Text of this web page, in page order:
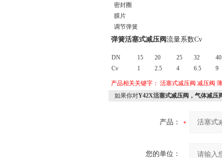
密封圈
膜片
调节弹簧
弹簧活塞式减压阀流量系数Cv
DN 15 20 25 32
40
Cv
1 2.5 4 6.5 9
产品相关关键字： 活塞式减压阀 减压阀
如果你对Y42X活塞式减压阀，气体减压
产品：
您的单位：